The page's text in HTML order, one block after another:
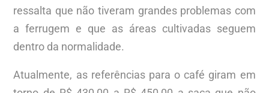
ressalta que não tiveram grandes problemas com
a ferrugem e que as áreas cultivadas seguem
dentro da normalidade.
Atualmente, as referências para o café giram em